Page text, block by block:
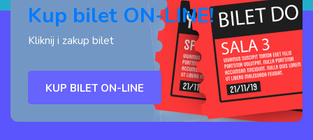
Kup bilet ON-LINE!
Kliknij i zakup bilet
KUP BILET ON-LINE